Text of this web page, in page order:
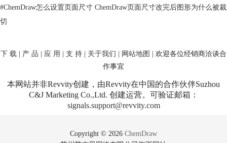
#ChemDraw怎么设置页面尺寸 ChemDraw页面尺寸改完后图形为什么被裁
切
下 载 产 品 应 用 支 持 关于我们 网站地图
| 欢迎各位经销商洽谈合
作事宜
本网站并非Revvity创建，由Revvity在中国的合作伙伴Suzhou
C&J Marketing Co.,Ltd. 创建运营。可验证邮箱：
signals.support@revvity.com
Copyright © 2026 ChemDraw